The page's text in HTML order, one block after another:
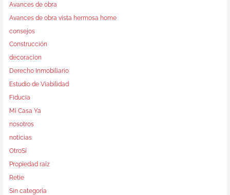
Avances de obra
Avances de obra vista hermosa home
consejos
Construcción
decoracion
Derecho Inmobiliario
Estudio de Viabilidad
Fiducia
Mi Casa Ya
nosotros
noticias
OtroSí
Propiedad raíz
Retie
Sin categoría